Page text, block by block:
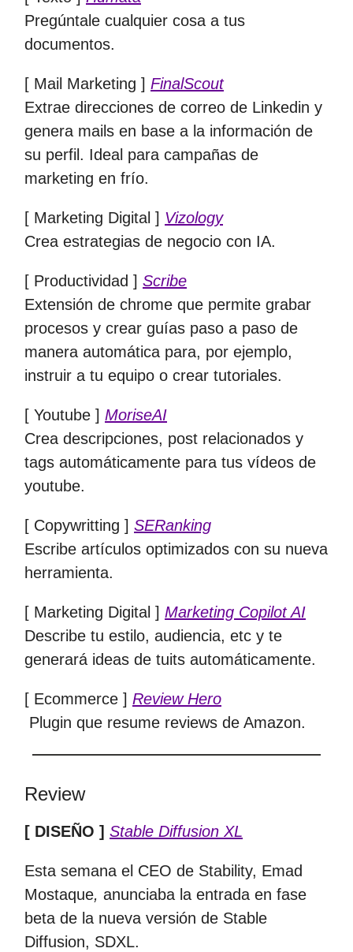
Pregúntale cualquier cosa a tus
documentos.
[ Mail Marketing ] FinalScout
Extrae direcciones de correo de Linkedin y
genera mails en base a la información de
su perfil. Ideal para campañas de
marketing en frío.
[ Marketing Digital ] Vizology
Crea estrategias de negocio con IA.
[ Productividad ] Scribe
Extensión de chrome que permite grabar
procesos y crear guías paso a paso de
manera automática para, por ejemplo,
instruir a tu equipo o crear tutoriales.
[ Youtube ] MoriseAI
Crea descripciones, post relacionados y
tags automáticamente para tus vídeos de
youtube.
[ Copywritting ] SERanking
Escribe artículos optimizados con su nueva
herramienta.
[ Marketing Digital ] Marketing Copilot AI
Describe tu estilo, audiencia, etc y te
generará ideas de tuits automáticamente.
[ Ecommerce ] Review Hero
Plugin que resume reviews de Amazon.
Review
[ DISEÑO ] Stable Diffusion XL
Esta semana el CEO de Stability, Emad
Mostaque, anunciaba la entrada en fase
beta de la nueva versión de Stable
Diffusion, SDXL.